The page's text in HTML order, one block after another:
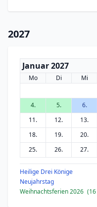
2027
Januar 2027
Mo Di Mi
4.
5. 6.
11.
12. 13.
18.
19. 20.
25.
26. 27.
Heilige Drei Könige
Neujahrstag
Weihnachtsferien 2026 (16